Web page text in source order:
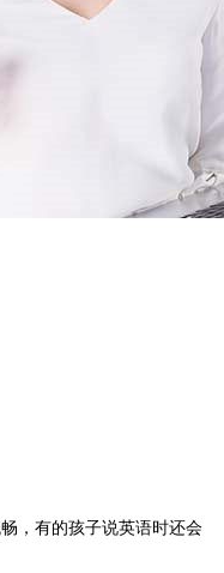
，有的孩子说英语时还会